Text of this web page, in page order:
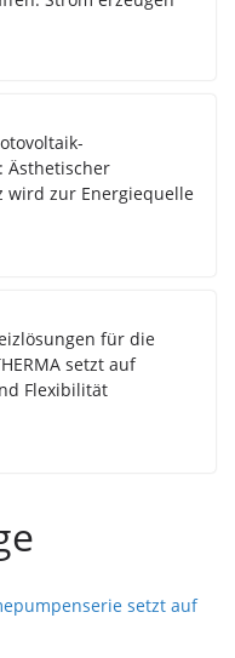
Ästhetischer
wird zur Energiequelle
für die
setzt auf
Flexibilität
setzt auf